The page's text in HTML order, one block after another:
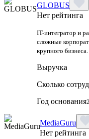
GLOBUS
Нет рейтинга
IT-интегратор и
сложные
крупного бизнеса.
Выручка
Сколько
Год основания
MediaGuru
Нет рейтинга